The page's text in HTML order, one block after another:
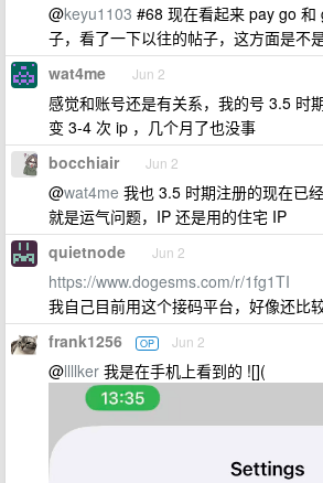
@keyu1103 #68 现在看起来 pay go 和
子，看了一下以往的帖子，这方面是不
wat4me Jun 2
感觉和账号还是有关系，我的号 3.5 时
变 3-4 次 ip ，几个月了也没事
bocchiair Jun 2
@wat4me 我也 3.5 时期注册的现在已
就是运气问题，IP 还是用的住宅 IP
quietnode Jun 2
https://www.dogesms.com/r/1fg1TI
我自己目前用这个接码平台，好像还比
frank1256 OP Jun 2
@llllker 我是在手机上看到的 ![](